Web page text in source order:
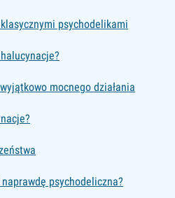
psychodelikami
mocnego działania
psychodeliczna?